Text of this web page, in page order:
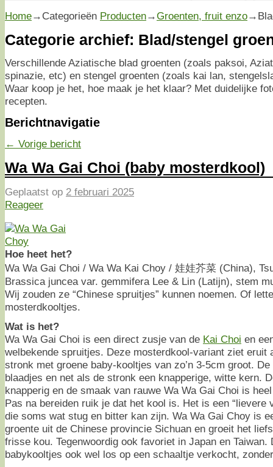
Home→Categorieën Producten→Groenten, fruit enzo→
Categorie archief: Blad/stengel
Verschillende Aziatische blad groenten (zoals paksoi,
spinazie, etc) en stengel groenten (zoals kai lan,
Waar koop je het, hoe maak je het klaar? Met duidelijke
recepten.
Berichtnavigatie
← Vorige bericht
Wa Wa Gai Choi (baby mosterdkool)
Geplaatst op 2 februari 2025
Reageer
Hoe heet het?
Wa Wa Gai Choi / Wa Wa Kai Choy / 娃娃芥菜 (China),
Brassica juncea var. gemmifera Lee & Lin (Latijn), stem
Wij zouden ze “Chinese spruitjes” kunnen noemen. Of
mosterdkooltjes.
Wat is het?
Wa Wa Gai Choi is een direct zusje van de Kai Choi en
welbekende spruitjes. Deze mosterdkool-variant ziet eruit
stronk met groene baby-kooltjes van zo’n 3-5cm groot.
blaadjes en net als de stronk een knapperige, witte kern.
knapperig en de smaak van rauwe Wa Wa Gai Choi is
Pas na bereiden ruik je dat het kool is. Het is een “lievere
die soms wat stug en bitter kan zijn. Wa Wa Gai Choy is
groente uit de Chinese provincie Sichuan en groeit het
frisse kou. Tegenwoordig ook favoriet in Japan en Taiwan.
babykooltjes ook wel los op een schaaltje verkocht,